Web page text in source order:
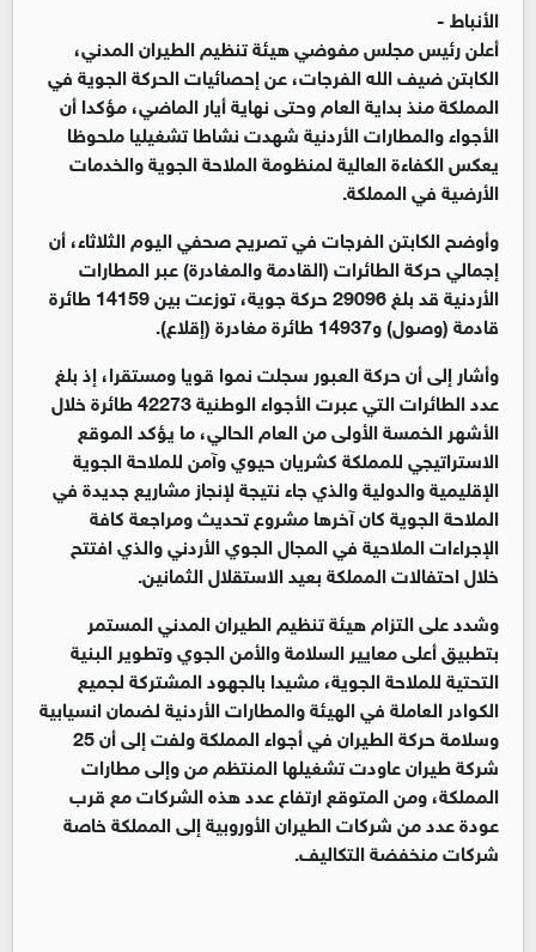
الأنباط -
أعلن رئيس مجلس مفوضي هيئة تنظيم الطيران المدني،
الكابتن ضيف الله الفرجات، عن إحصائيات الحركة الجوية في
المملكة منذ بداية العام وحتى نهاية أيار الماضي، مؤكدا أن
الأجواء والمطارات الأردنية شهدت نشاطا تشغيليا ملحوظا
يعكس الكفاءة العالية لمنظومة الملاحة الجوية والخدمات
الأرضية في المملكة.
وأوضح الكابتن الفرجات في تصريح صحفي اليوم الثلاثاء، أن
إجمالي حركة الطائرات (القادمة والمغادرة) عبر المطارات
الأردنية قد بلغ 29096 حركة جوية، توزعت بين 14159 طائرة
قادمة (وصول) و14937 طائرة مغادرة (إقلاع).
وأشار إلى أن حركة العبور سجلت نموا قويا ومستقرا، إذ بلغ
عدد الطائرات التي عبرت الأجواء الوطنية 42273 طائرة خلال
الأشهر الخمسة الأولى من العام الحالي، ما يؤكد الموقع
الاستراتيجي للمملكة كشريان حيوي وآمن للملاحة الجوية
الإقليمية والدولية والذي جاء نتيجة لإنجاز مشاريع جديدة في
الملاحة الجوية كان آخرها مشروع تحديث ومراجعة كافة
الإجراءات الملاحية في المجال الجوي الأردني والذي افتتح
خلال احتفالات المملكة بعيد الاستقلال الثمانين.
وشدد على التزام هيئة تنظيم الطيران المدني المستمر
بتطبيق أعلى معايير السلامة والأمن الجوي وتطوير البنية
التحتية للملاحة الجوية، مشيدا بالجهود المشتركة لجميع
الكوادر العاملة في الهيئة والمطارات الأردنية لضمان انسيابية
وسلامة حركة الطيران في أجواء المملكة ولفت إلى أن 25
شركة طيران عاودت تشغيلها المنتظم من وإلى مطارات
المملكة، ومن المتوقع ارتفاع عدد هذه الشركات مع قرب
عودة عدد من شركات الطيران الأوروبية إلى المملكة خاصة
شركات منخفضة التكاليف.